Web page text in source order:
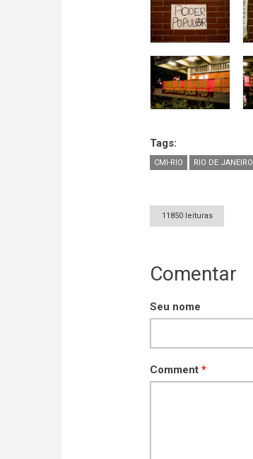
Tags:
CMI-RIO RIO DE JANEIRO
11850 leituras
Comentar
Seu nome
Comment *